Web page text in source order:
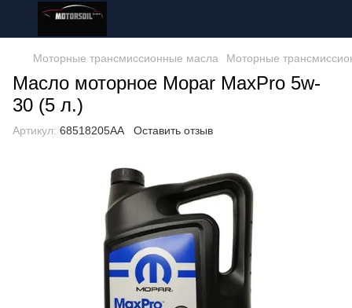
Моторные трансмиссионные масла Моторные
Масло моторное Mopar MaxPro 5w-
30 (5 л.)
Артикул: 68518205AA Оставить отзыв